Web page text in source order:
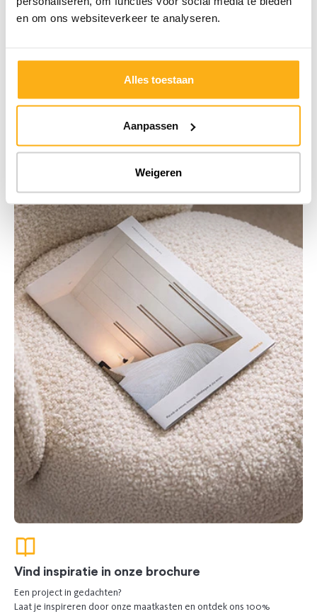
en om ons websiteverkeer te analyseren.
Alles toestaan
Aanpassen
Weigeren
Schrijf je in voor de nieuwsbrief
Vind inspiratie in onze brochure
Een project in gedachten?
Laat je inspireren door onze maatkasten en ontdek ons 100%